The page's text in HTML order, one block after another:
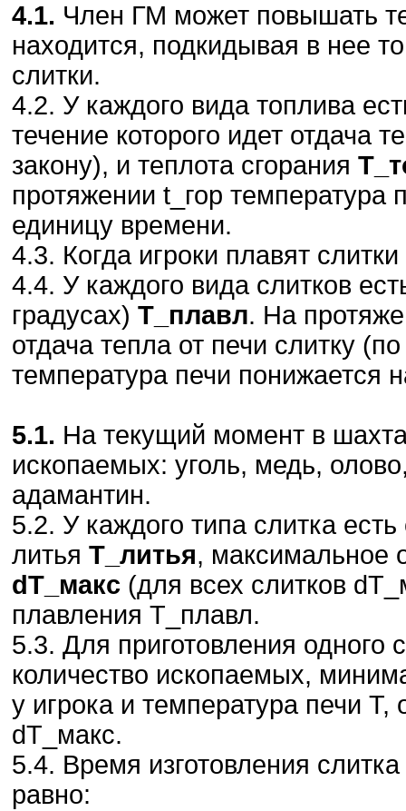
4.1. Член ГМ может повышать
находится, подкидывая в нее
слитки.
4.2. У каждого вида топлива
течение которого идет отдача
закону), и теплота сгорания
протяжении t_гор температура
единицу времени.
4.3. Когда игроки плавят
4.4. У каждого вида слитков
градусах) Т_плавл. На
отдача тепла от печи слитку
температура печи понижается
5.1. На текущий момент в
ископаемых: уголь, медь,
адамантин.
5.2. У каждого типа слитка
литья Т_литья, максимальное
dT_макс (для всех слитков
плавления Т_плавл.
5.3. Для приготовления одного
количество ископаемых,
у игрока и температура печи
dT_макс.
5.4. Время изготовления
равно: